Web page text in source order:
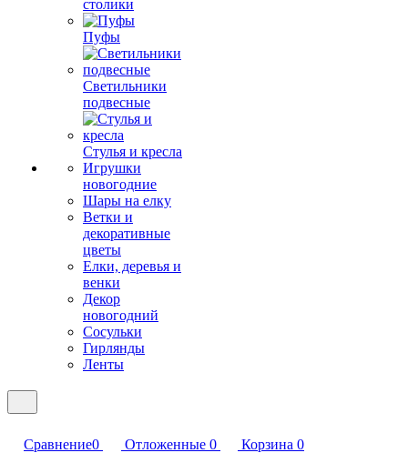
столики
Пуфы
Светильники
подвесные
Стулья и кресла
Игрушки
новогодние
Шары на елку
Ветки и
декоративные
цветы
Елки, деревья и
венки
Декор
новогодний
Сосульки
Гирлянды
Ленты
Сравнение0 Отложенные 0 Корзина 0